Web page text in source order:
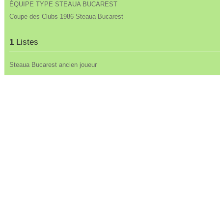
ÉQUIPE TYPE STEAUA BUCAREST
Coupe des Clubs 1986 Steaua Bucarest
1Listes
Steaua Bucarest ancien joueur